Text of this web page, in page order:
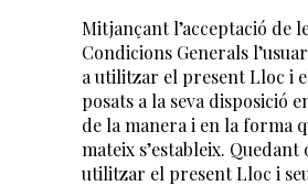
Mitjançant l’acceptació de
Condicions Generals
a utilitzar el present Lloc i
posats a la seva disposició
de la manera i en la forma
mateix s’estableix.
utilitzar el present Lloc i